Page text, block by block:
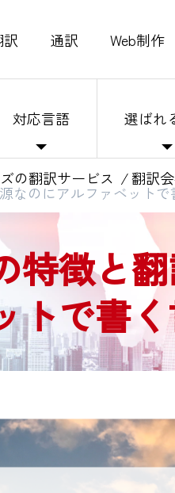
通訳 Web制作
対応言語 選ばれ
の翻訳サービス 翻訳
なのにアルファベットで
特徴と
トで書